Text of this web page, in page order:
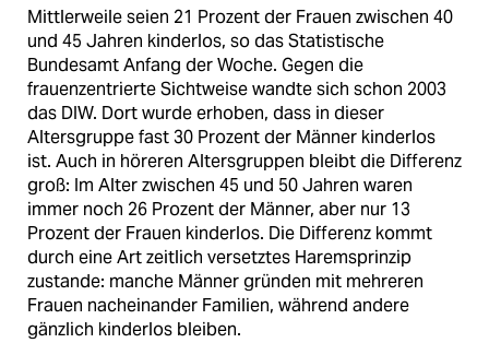
Mittlerweile seien 21 Prozent der Frauen zwischen 40
und 45 Jahren kinderlos, so das Statistische
Bundesamt Anfang der Woche. Gegen die
frauenzentrierte Sichtweise wandte sich schon 2003
das DIW. Dort wurde erhoben, dass in dieser
Altersgruppe fast 30 Prozent der Männer kinderlos
ist. Auch in höreren Altersgruppen bleibt die Differenz
groß: Im Alter zwischen 45 und 50 Jahren waren
immer noch 26 Prozent der Männer, aber nur 13
Prozent der Frauen kinderlos. Die Differenz kommt
durch eine Art zeitlich versetztes Haremsprinzip
zustande: manche Männer gründen mit mehreren
Frauen nacheinander Familien, während andere
gänzlich kinderlos bleiben.